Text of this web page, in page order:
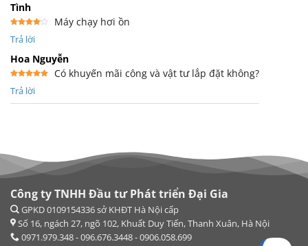
Tình
xếp
5 sao
Máy chạy hơi ồn
Trả lời
Hoa Nguyễn
hạng5
Có khuyến mãi công và vật tư lắp đặt không?
Trả lời
Công ty TNHH Đầu tư Phát triển Đại Gia